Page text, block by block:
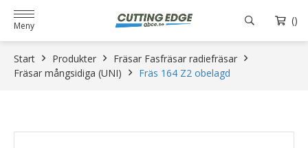
Start Produkter
Fräsar Fasfräsar radiefräsar
Fräsar mångsidiga (UNI)
Fräs 164 Z2 obelagd
Meny ()